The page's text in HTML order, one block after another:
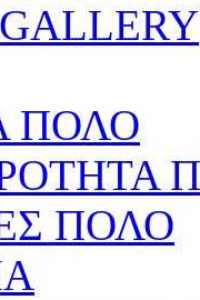
ΠΟΛΟ
ΠΟΛΟ